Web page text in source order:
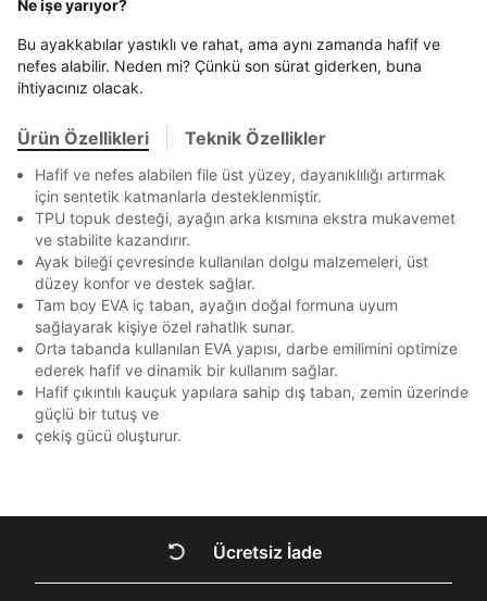
DOĞRU UNDER
Banka Kart Taksit
İşbankası
Ziraat Bankası
QNB QNB
AnadoluBank World 3
Kapat
Ne işe yarıyor?
Bu ayakkabılar yastıklı ve rahat, ama aynı zamanda hafif ve
nefes alabilir. Neden mi? Çünkü son sürat giderken, buna
ihtiyacınız olacak.
Ürün Özellikleri Teknik Özellikler
Hafif ve nefes alabilen file üst yüzey, dayanıklılığı artırmak
için sentetik katmanlarla desteklenmiştir.
TPU topuk desteği, ayağın arka kısmına ekstra mukavemet
ve stabilite kazandırır.
Ayak bileği çevresinde kullanılan dolgu malzemeleri, üst
düzey konfor ve destek sağlar.
Tam boy EVA iç taban, ayağın doğal formuna uyum
sağlayarak kişiye özel rahatlık sunar.
Orta tabanda kullanılan EVA yapısı, darbe emilimini optimize
ederek hafif ve dinamik bir kullanım sağlar.
Hafif çıkıntılı kauçuk yapılara sahip dış taban, zemin üzerinde
güçlü bir tutuş ve
çekiş gücü oluşturur.
Mağazada Bul
Beden Seçin
Mağazada Bul
Stok Bildirimi
Ürün stoklara geldiğindemail adresinize
bildirim göndereceğiz.
Ücretsiz İade
Term Of Use
Kapat
ipsum
Kapat
Siparişinizin durumu hakkında bilgi alabilmek için
aşağıdaki bilgileri giriniz.
E-posta Adresi *
Sipariş Numaranız *
Sorgula
göster
Bir rakam
Bir büyük harf
En az 1 özel karakter
Aşağıdakileri okudum ve kabul ediyorum:
Kişisel verileriniz
Aydınlatma Metni
Hüküm ve Koşullar
uyarınca işlenecektir. Kişisel verilerimin Doğuş
Perakende Satış Giyim ve Aksesuar Ticaret A.Ş.
tarafından ticari elektronik ileti gönderilmesi amacıyla
işlenmesini kabul ediyorum.
Sms
E-mail
Çağrı Merkezi / Arama
Kişisel verilerimin Doğuş Perakende Satış Giyim ve
amacıyla işlenmesini kabul ediyorum.
sn
SMS Onay Kodu
Bilgilerinizi güncellemek için lütfen telefonunuza SMS
ile gelen kodu girerek telefon numaranızı doğrulayın.
GÖNDER
sn
SMS Onay Kodu
Bilgilerinizi güncellemek için lütfen telefonunuza SMS
ile gelen kodu girerek telefon numaranızı doğrulayın.
GÖNDER